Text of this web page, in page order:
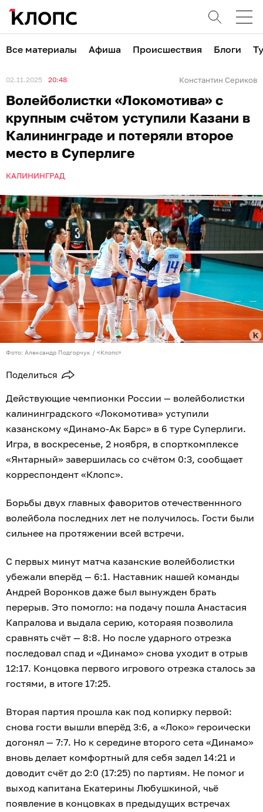
Все материалы Афиша Происшествия Блоги
02.11.2025 20:48 Константин Сериков
Волейболистки «Локомотива» с
крупным счётом уступили Казани в
Калининграде и потеряли второе
место в Суперлиге
КАЛИНИНГРАД
Фото: Александр Подгорчук / «Клопс»
Поделиться
Действующие чемпионки России — волейболистки
калининградского «Локомотива» уступили
казанскому «Динамо-Ак Барс» в 6 туре Суперлиги.
Игра, в воскресенье, 2 ноября, в спорткомплексе
«Янтарный» завершилась со счётом 0:3, сообщает
корреспондент «Клопс».
Борьбы двух главных фаворитов отечественнного
волейбола последних лет не получилось. Гости были
сильнее на протяжении всей встречи.
С первых минут матча казанские волейболистки
убежали вперёд — 6:1. Наставник нашей команды
Андрей Воронков даже был вынужден брать
перерыв. Это помогло: на подачу пошла Анастасия
Капралова и выдала серию, котораяя позволила
сравнять счёт — 8:8. Но после ударного отрезка
последовал спад и «Динамо» снова уходит в отрыв
12:17. Концовка первого игрового отрезка сталось за
гостями, в итоге 17:25.
Вторая партия прошла как под копирку первой:
снова гости вышли вперёд 3:6, а «Локо» героически
догонял — 7:7. Но к середине второго сета «Динамо»
вновь делает комфортный для себя задел 14:21 и
доводит счёт до 2:0 (17:25) по партиям. Не помог и
выход капитана Екатерины Любушкиной, чьё
появление в концовках в предыдущих встречах